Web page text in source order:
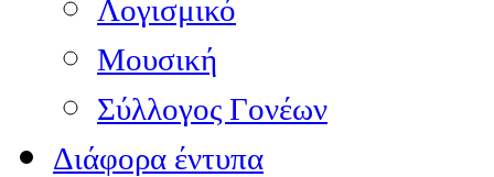
Λογισμικό
Μουσική
Σύλλογος Γονέων
Διάφορα έντυπα